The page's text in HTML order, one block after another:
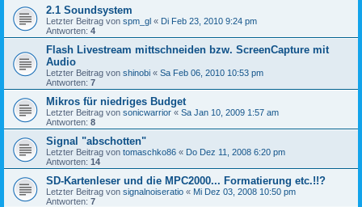
2.1 Soundsystem
Letzter Beitrag von spm_gl « Di Feb 23, 2010 9:24 pm
Antworten: 4
Flash Livestream mittschneiden bzw. ScreenCapture mit
Audio
Letzter Beitrag von shinobi « Sa Feb 06, 2010 10:53 pm
Antworten: 7
Mikros für niedriges Budget
Letzter Beitrag von sonicwarrior « Sa Jan 10, 2009 1:57 am
Antworten: 8
Signal "abschotten"
Letzter Beitrag von tomaschko86 « Do Dez 11, 2008 6:20 pm
Antworten: 14
SD-Kartenleser und die MPC2000... Formatierung etc.!!?
Letzter Beitrag von signalnoiseratio « Mi Dez 03, 2008 10:50 pm
Antworten: 7